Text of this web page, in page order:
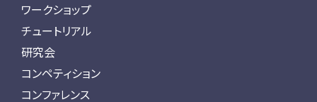
ワークショップ
チュートリアル
研究会
コンペティション
コンファレンス